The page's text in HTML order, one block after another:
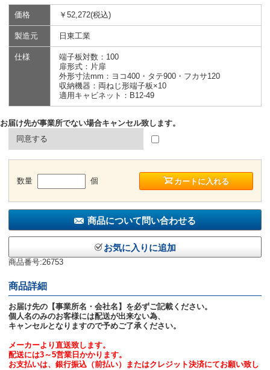
価格 ￥52,272(税込)
製造元 日東工業
仕様
端子板対数：100
扉形式：片扉
外形寸法mm：ヨコ400・タテ900・フカサ120
収納機器：両ねじ形端子板×10
適用キャビネット：B12-49
お届け先が事業所でない場合キャンセル致します。
同意する
数量 個 カートに入れる
商品について問い合わせる
お気に入りに追加
商品番号:26753
商品詳細
お届け先の【事業所名・会社名】を必ずご記載ください。
個人名のみのお客様には配送が出来ない為、
キャンセルとなりますので予めご了承ください。
メーカーより直送致します。
配送には3～5営業日かかります。
お支払いは、銀行振込（前払い）またはクレジット決済にてお願い致し